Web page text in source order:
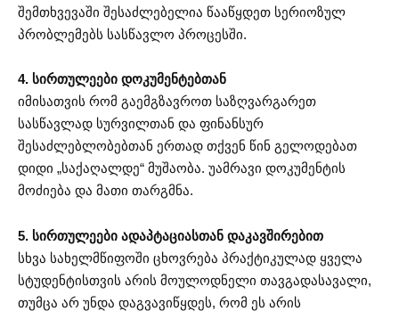
შემთხვევაში შესაძლებელია წააწყდეთ სერიოზულ
პრობლემებს სასწავლო პროცესში.
4. სირთულეები დოკუმენტებთან
იმისათვის რომ გაემგზავროთ საზღვარგარეთ
სასწავლად სურვილთან და ფინანსურ
შესაძლებლობებთან ერთად თქვენ წინ გელოდებათ
დიდი „საქაღალდე“ მუშაობა. უამრავი დოკუმენტის
მოძიება და მათი თარგმნა.
5. სირთულეები ადაპტაციასთან დაკავშირებით
სხვა სახელმწიფოში ცხოვრება პრაქტიკულად ყველა
სტუდენტისთვის არის მოულოდნელი თავგადასავალი,
თუმცა არ უნდა დაგვავიწყდეს, რომ ეს არის